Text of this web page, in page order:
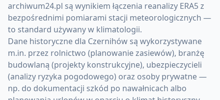
archiwum24.pl są wynikiem łączenia reanalizy ERA5 z
bezpośrednimi pomiarami stacji meteorologicznych —
to standard używany w klimatologii.
Dane historyczne dla Czernihów są wykorzystywane
m.in. przez rolnictwo (planowanie zasiewów), branżę
budowlaną (projekty konstrukcyjne), ubezpieczycieli
(analizy ryzyka pogodowego) oraz osoby prywatne —
np. do dokumentacji szkód po nawałnicach albo